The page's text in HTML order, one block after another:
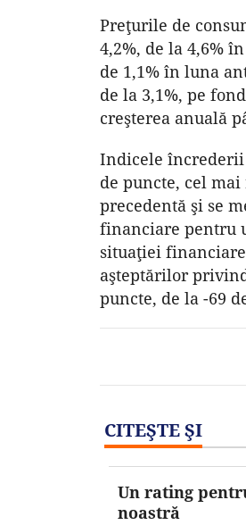
Preţurile de
4,2%, de la 4,6%
de 1,1% în luna
de la 3,1%, pe
creşterea anuală
Indicele încrederii
de puncte, cel
precedentă şi se
financiare pentru
situaţiei financiare
aşteptărilor
puncte, de la -69
CITEŞTE ŞI
Un rating
noastră